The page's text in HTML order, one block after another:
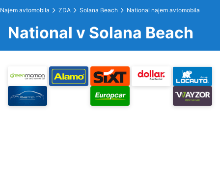
Najem avtomobila ZDA Solana Beach National najem avtomobila
National v Solana Beach